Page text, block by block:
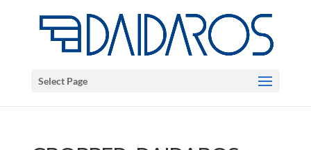
Select Page